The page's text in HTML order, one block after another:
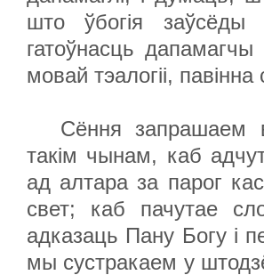
што ўбогія
гатоўнасць
мовай тэалогіі,
Сёння запрашаем
такім чынам, каб
ад алтара за парог
свет; каб пачутае
адказаць Пану Богу і
мы сустракаем у